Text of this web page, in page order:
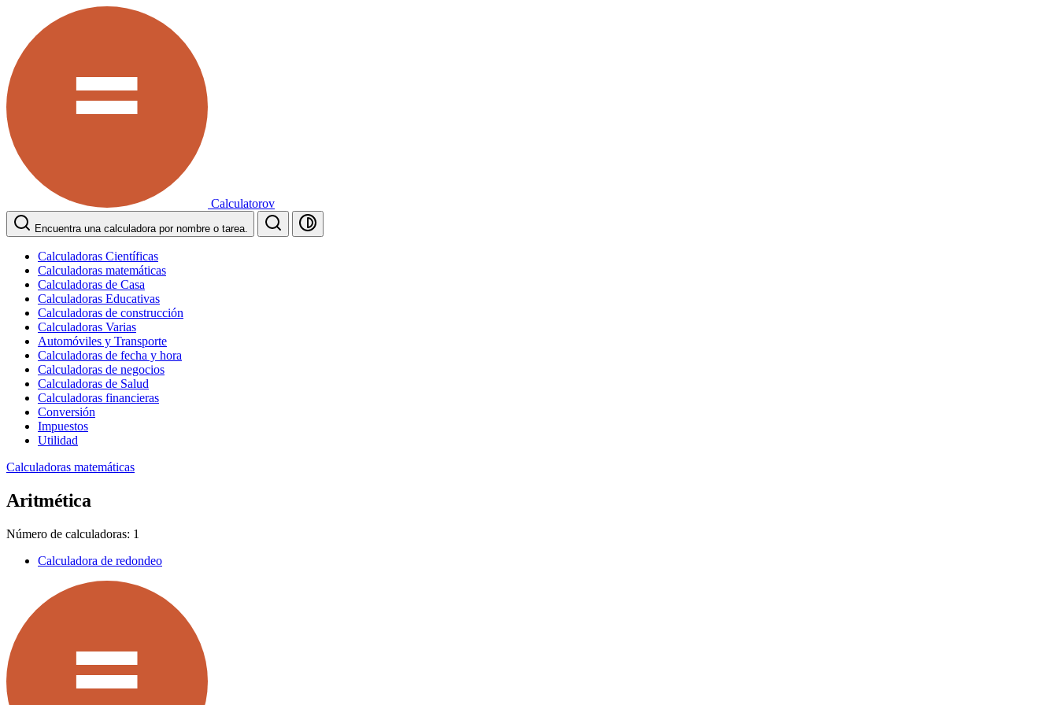
Calculatorov
Encuentra una calculadora por nombre o tarea.
Calculadoras Científicas
Calculadoras matemáticas
Calculadoras de Casa
Calculadoras Educativas
Calculadoras de construcción
Calculadoras Varias
Automóviles y Transporte
Calculadoras de fecha y hora
Calculadoras de negocios
Calculadoras de Salud
Calculadoras financieras
Conversión
Impuestos
Utilidad
Calculadoras matemáticas
Aritmética
Número de calculadoras: 1
Calculadora de redondeo